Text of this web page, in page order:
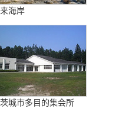
海岸
城市多目的集会所